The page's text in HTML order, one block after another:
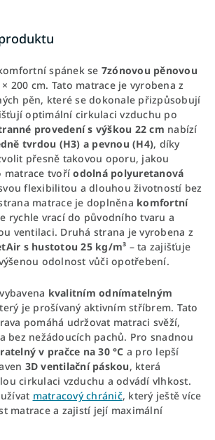
spánek se 7zónovou pěnovou
× 200 cm. Tato matrace je vyrobena z
pěn, které se dokonale přizpůsobují
optimální cirkulaci vzduchu po
provedení s výškou 22 cm nabízí
tvrdou (H3) a pevnou (H4), díky
přesně takovou oporu, jakou
matrace tvoříodolná polyuretanová
flexibilitou a dlouhou životností bez
matrace je doplněna komfortní
rychle vrací do původního tvaru a
ventilaci. Druhá strana je vyrobena z
s hustotou 25 kg/m³ – ta zajišťuje
odolnost vůči opotřebení.
kvalitním odnímatelným
je prošívaný aktivním stříbrem. Tato
pomáhá udržovat matraci svěží,
bez nežádoucích pachů. Pro snadnou
v pračce na 30 °C a pro lepší
3D ventilační páskou, která
cirkulaci vzduchu a odvádí vlhkost.
matracový chránič, který ještě více
matrace a zajistí její maximální